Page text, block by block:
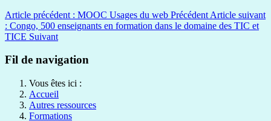
Article précédent : MOOC Usages du web Précédent Article suivant
: Congo, 500 enseignants en formation dans le domaine des TIC et
TICE Suivant
Fil de navigation
Vous êtes ici :
Accueil
Autres ressources
Formations